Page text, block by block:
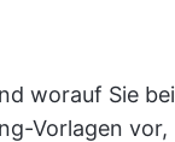
worauf Sie bei
Vorlagen vor,